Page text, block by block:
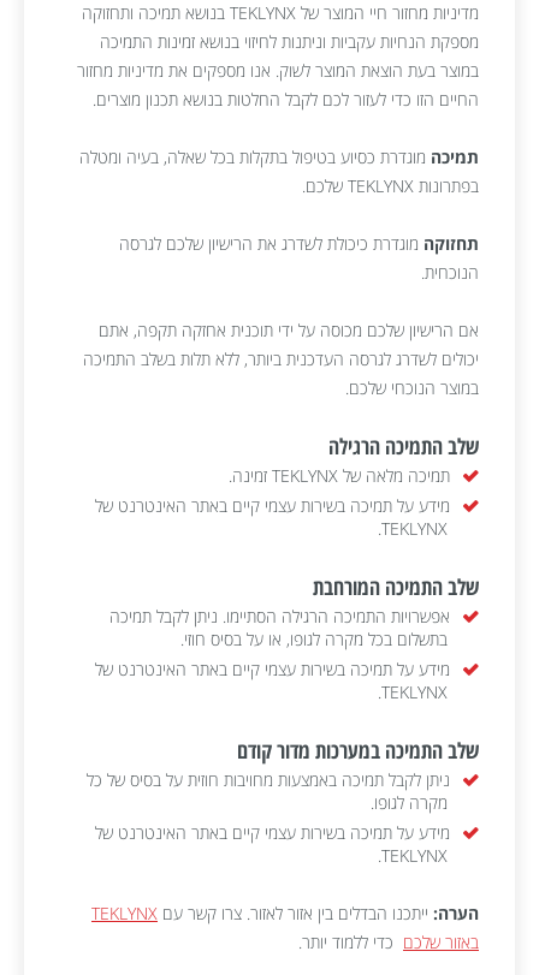
מדיניות מחזור חיי המוצר של TEKLYNX בנושא תמיכה ותחזוקה
מספקת הנחיות עקביות וניתנות לחיזוי בנושא זמינות התמיכה
במוצר בעת הוצאת המוצר לשוק. אנו מספקים את מדיניות מחזור
החיים הזו כדי לעזור לכם לקבל החלטות בנושא תכנון מוצרים.
תמיכה מוגדרת כסיוע בטיפול בתקלות בכל שאלה, בעיה ומטלה
בפתרונות TEKLYNX שלכם.
תחזוקה מוגדרת כיכולת לשדרג את הרישיון שלכם לגרסה
הנוכחית.
אם הרישיון שלכם מכוסה על ידי תוכנית אחזקה תקפה, אתם
יכולים לשדרג לגרסה העדכנית ביותר, ללא תלות בשלב התמיכה
במוצר הנוכחי שלכם.
שלב התמיכה הרגילה
תמיכה מלאה של TEKLYNX זמינה.
מידע על תמיכה בשירות עצמי קיים באתר האינטרנט של
TEKLYNX.
שלב התמיכה המורחבת
אפשרויות התמיכה הרגילה הסתיימו. ניתן לקבל תמיכה
בתשלום בכל מקרה לגופו, או על בסיס חוזי.
מידע על תמיכה בשירות עצמי קיים באתר האינטרנט של
TEKLYNX.
שלב התמיכה במערכות מדור קודם
ניתן לקבל תמיכה באמצעות מחויבות חוזית על בסיס של כל
מקרה לגופו.
מידע על תמיכה בשירות עצמי קיים באתר האינטרנט של
TEKLYNX.
הערה: ייתכנו הבדלים בין אזור לאזור. צרו קשר עם TEKLYNX
באזור שלכם כדי ללמוד יותר.